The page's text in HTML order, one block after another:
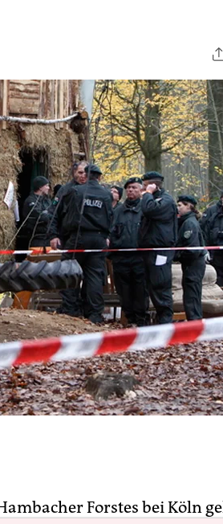
Forstes bei Köln